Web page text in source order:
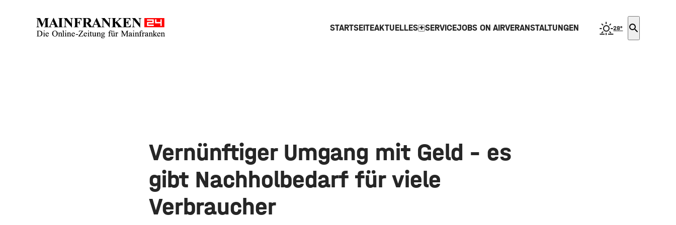
STARTSEITEAKTUELLESexpand_moreSERVICEJOBS ON AIRVERANSTALTUNGEN 28° search
Vernünftiger Umgang mit Geld – es
gibt Nachholbedarf für viele
Verbraucher